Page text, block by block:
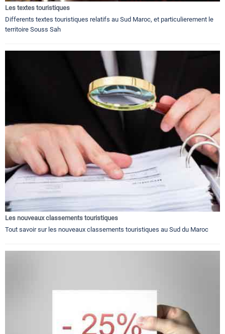
Les textes touristiques
Differents textes touristiques relatifs au Sud Maroc, et particulierement le
territoire Souss Sah
Les nouveaux classements touristiques
Tout savoir sur les nouveaux classements touristiques au Sud du Maroc